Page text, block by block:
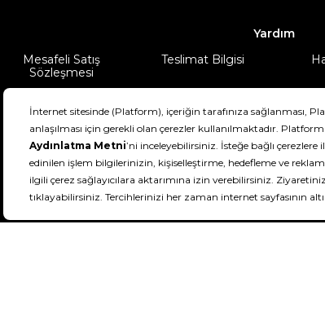
Yardım
Mesafeli Satış
Sözleşmesi
Teslimat Bilgisi
DeFactoFIT ©️ 2022-2026. Tüm